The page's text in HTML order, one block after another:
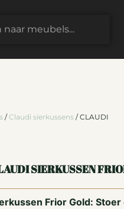
/Claudi sierkussens / CLAUDI
SIERKUSSEN
Frior Gold: Stoer